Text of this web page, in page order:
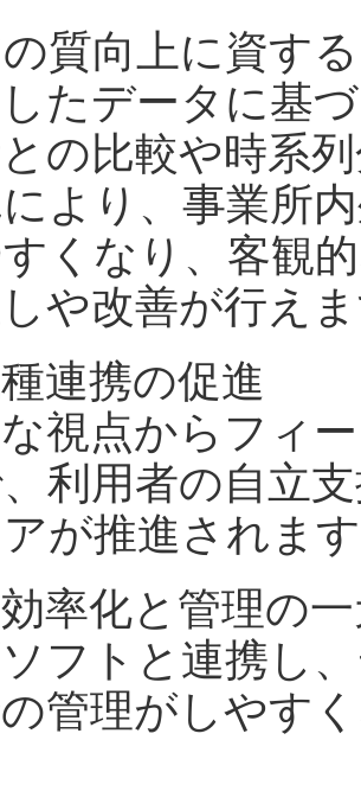
質向上に資す
たデータに基
の比較や時系
より、事業所
くなり、客観
や改善が行え
連携の促進
視点からフィ
利用者の自立
が推進されま
率化と管理の
フトと連携し
管理がしやす